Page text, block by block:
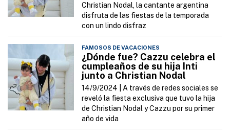
Christian Nodal, la cantante argentina
disfruta de las fiestas de la temporada
con un lindo disfraz
FAMOSOS DE VACACIONES
¿Dónde fue? Cazzu celebra el
cumpleaños de su hija Inti
junto a Christian Nodal
14/9/2024 |A través de redes sociales se
reveló la fiesta exclusiva que tuvo la hija
de Christian Nodal y Cazzu por su primer
año de vida